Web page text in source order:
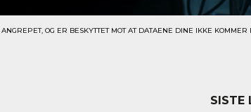
OG ER BESKYTTET MOT AT DATAENE DINE IKKE
SISTE